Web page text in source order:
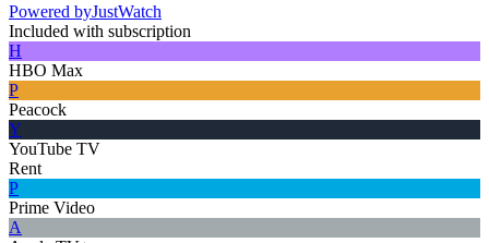
Powered byJustWatch
Included with subscription
H
HBO Max
P
Peacock
Y
YouTube TV
Rent
P
Prime Video
A